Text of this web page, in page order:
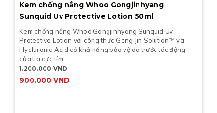
Kem chống nắng Whoo Gongjinhyang
Sunquid Uv Protective Lotion 50ml
Kem chống nắng Whoo Gongjinhyang Sunquid Uv
Protective Lotion với công thức Gong Jin Solution™ và
Hyaluronic Acid có khả năng bảo vệ da trước tác động
của tia cực tím.
1.200.000VND
900.000VND